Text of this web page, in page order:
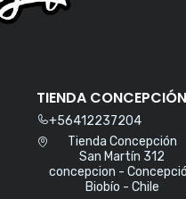
TIENDA CONCEPCIÓN
+56412237204
Tienda Concepción
San Martín 312
concepcion -
Biobío - Chile